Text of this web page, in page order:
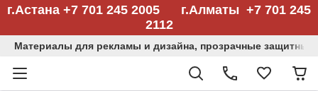
г.Астана +7 701 245 2005 г.Алматы +7 701 245
2112
Материалы для рекламы и дизайна, прозрачные защитные